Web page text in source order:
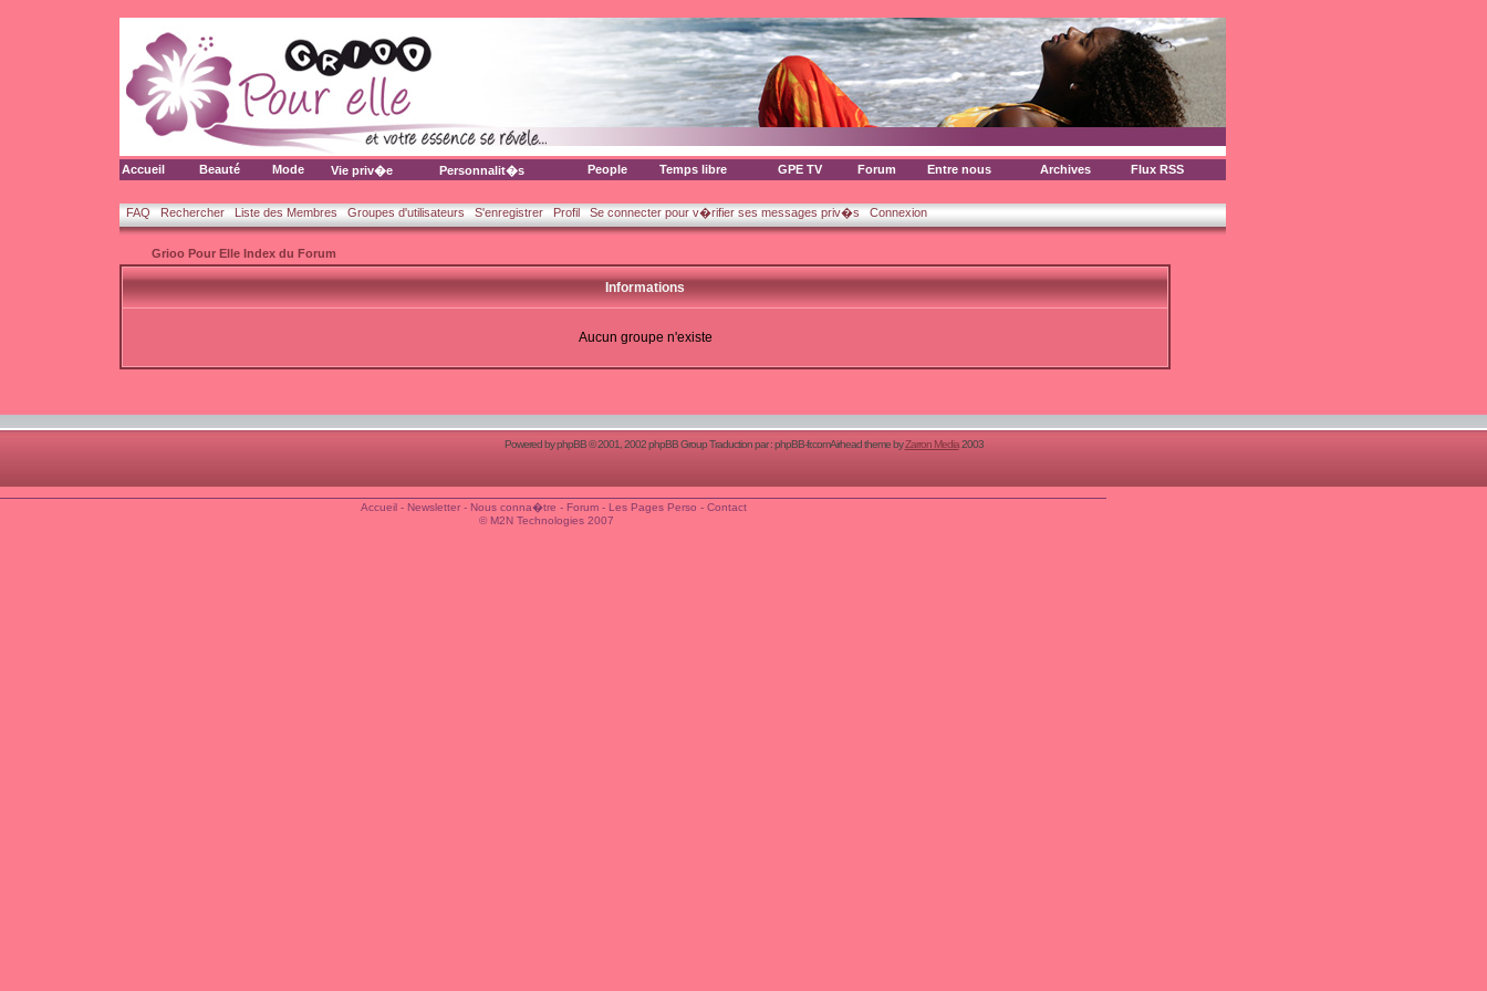
Accueil Beauté Mode Vie priv�e Personnalit�s People Temps libre GPE TV Forum Entre nous Archives Flux RSS
FAQ Rechercher Liste des Membres Groupes d'utilisateurs S'enregistrer Profil Se connecter pour v�rifier ses messages priv�s Connexion
Grioo Pour Elle Index du Forum
Informations
Aucun groupe n'existe
Powered byphpBB© 2001, 2002 phpBB Group Traduction par :phpBB-fr.comAirhead theme byZarron Media2003
Accueil- Newsletter- Nous conna�tre - Forum- Les Pages Perso - Contact
© M2N Technologies 2007